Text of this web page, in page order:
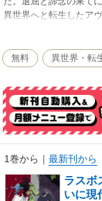
異世界へと転生したア
でしまった女子高生・
ー」を養成する学校に
を理由にいじめられて
学校に通うことにする
に代わっていることに
無料 異世界・転
1巻から ｜ 最新刊から
ラスボ
いに現